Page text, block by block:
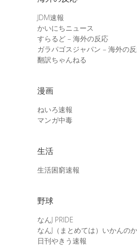
JDM速報
かいにちニュース
すらるど – 海外の反応
ガラパゴスジャパン – 海外の
翻訳ちゃんねる
漫画
ねいろ速報
マンガ中毒
生活
生活困窮速報
野球
なんJ PRIDE
なんJ（まとめては）いかんの
日刊やきう速報